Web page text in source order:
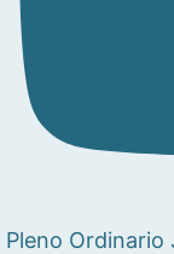
Pleno Ordinario